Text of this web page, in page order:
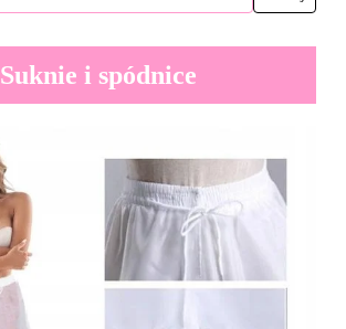
Suknie i spódnice